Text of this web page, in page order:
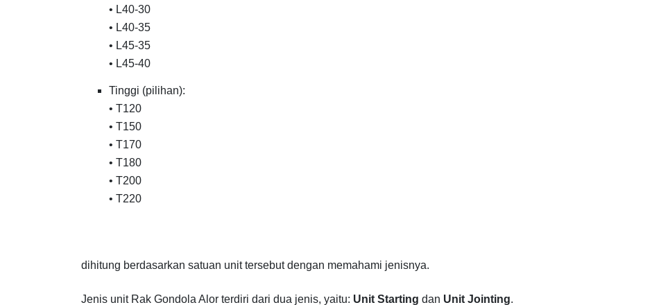
• L40-30
• L40-35
• L45-35
• L45-40
Tinggi (pilihan):
• T120
• T150
• T170
• T180
• T200
• T220
dihitung berdasarkan satuan unit tersebut dengan memahami jenisnya.
Jenis unit Rak Gondola Alor terdiri dari dua jenis, yaitu: Unit Starting dan Unit Jointing.